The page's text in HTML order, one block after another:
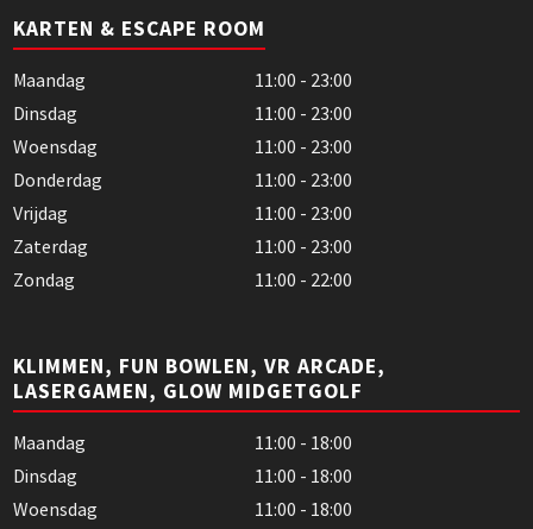
KARTEN & ESCAPE ROOM
Maandag
11:00 - 23:00
Dinsdag
11:00 - 23:00
Woensdag
11:00 - 23:00
Donderdag
11:00 - 23:00
Vrijdag
11:00 - 23:00
Zaterdag
11:00 - 23:00
Zondag
11:00 - 22:00
KLIMMEN, FUN BOWLEN, VR ARCADE,
LASERGAMEN, GLOW MIDGETGOLF
Maandag
11:00 - 18:00
Dinsdag
11:00 - 18:00
Woensdag
11:00 - 18:00